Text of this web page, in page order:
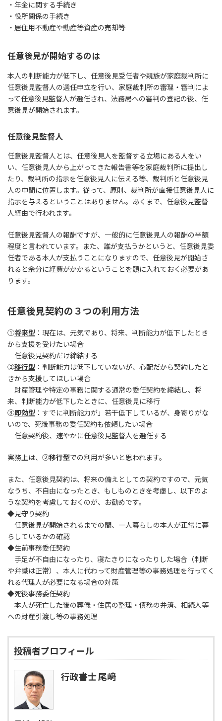
・年金に関する手続き
・役所関係の手続き
・居住用不動産や動産等資産の売却等
任意後見が開始するのは
本人の判断能力が低下し、任意後見受任者や親族が家庭裁判所に
任意後見監督人の選任申立を行い、家庭裁判所の審理・審判によ
って任意後見監督人が選任され、法務局への審判の登記の後、任
意後見が開始されます。
任意後見監督人
任意後見監督人とは、任意後見人を監督する立場にある人をい
い、任意後見人から上がってきた報告書等を家庭裁判所に提出し
たり、裁判所の指示を任意後見人に伝える等、裁判所と任意後見
人の中間に位置します。従って、原則、裁判所が直接任意後見人に
指示を与えるということはありません。あくまで、任意後見監督
人経由で行われます。
任意後見監督人の報酬ですが、一般的に任意後見人の報酬の半額
程度と言われています。また、誰が支払うかというと、任意後見委
任者である本人が支払うことになりますので、任意後見が開始さ
れると余分に経費がかかるということを頭に入れておく必要があ
ります。
任意後見契約の３つの利用方法
①将来型 ：現在は、元気であり、将来、判断能力が低下したとき
から支援を受けたい場合
任意後見契約だけ締結する
②移行型 ：判断能力は低下していないが、心配だから契約したと
きから支援してほしい場合
財産管理や特定の事務に関する通常の委任契約を締結し、将
来、判断能力が低下したときに、任意後見に移行
③即効型 ：すでに判断能力が」若干低下しているが、身寄りがな
いので、死後事務の委任契約も依頼したい場合
任意契約後、速やかに任意後見監督人を選任する
実務上は、②移行型での利用が多いと思われます。
また、任意後見契約は、将来の備えとしての契約ですので、元気
なうち、不自由になったとき、もしものときを考慮し、以下のよ
うな契約を考慮しておくのが、お勧めです。
◆見守り契約
任意後見が開始されるまでの間、一人暮らしの本人が正常に暮
らしているかの確認
◆生前事務委任契約
手足が不自由になったり、寝たきりになったりした場合（判断
や弁識は正常）、本人に代わって財産管理等の事務処理を行ってく
れる代理人が必要になる場合の対策
◆死後事務委任契約
本人が死亡した後の葬儀・住居の整理・債務の弁済、相続人等
への財産引渡し等の事務処理
投稿者プロフィール
行政書士 尾﨑